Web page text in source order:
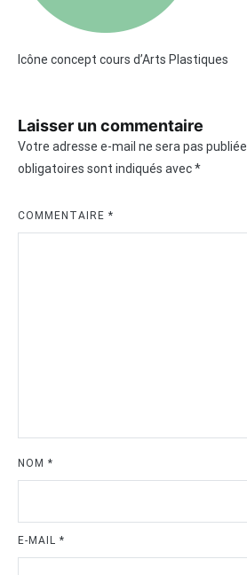
Icône concept cours d’Arts Plastiques
Laisser un commentaire
Votre adresse e-mail ne sera pas publiée.
obligatoires sont indiqués avec*
COMMENTAIRE *
NOM *
E-MAIL *